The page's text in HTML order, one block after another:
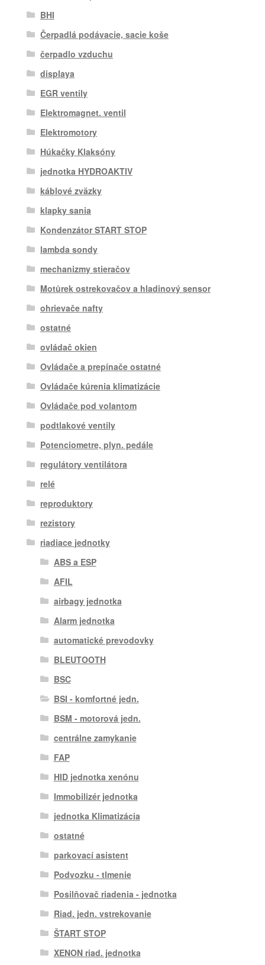
BHI
Čerpadlá podávacie, sacie koše
čerpadlo vzduchu
displaya
EGR ventily
Elektromagnet. ventil
Elektromotory
Húkačky Klaksóny
jednotka HYDROAKTIV
káblové zväzky
klapky sania
Kondenzátor START STOP
lambda sondy
mechanizmy stieračov
Motůrek ostrekovačov a hladinový sensor
ohrievače nafty
ostatné
ovládač okien
Ovládače a prepínače ostatné
Ovládače kúrenia klimatizácie
Ovládače pod volantom
podtlakové ventily
Potenciometre, plyn. pedále
regulátory ventilátora
relé
reproduktory
rezistory
riadiace jednotky
ABS a ESP
AFIL
airbagy jednotka
Alarm jednotka
automatické prevodovky
BLEUTOOTH
BSC
BSI - komfortné jedn.
BSM - motorová jedn.
centrálne zamykanie
FAP
HID jednotka xenónu
Immobilizér jednotka
jednotka Klimatizácia
ostatné
parkovací asistent
Podvozku - tlmenie
Posilňovač riadenia - jednotka
Riad. jedn. vstrekovanie
ŠTART STOP
XENON riad. jednotka